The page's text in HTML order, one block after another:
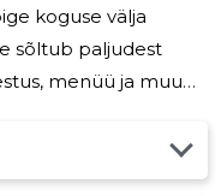
koguse välja
sõltub paljudest
menüü ja muud
Arvuta
toidu koguse